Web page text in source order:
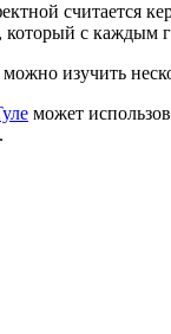
считается
с каждым
изучить
может